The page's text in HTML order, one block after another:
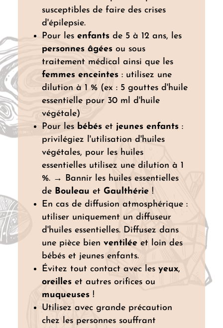
susceptibles de faire des crises
d'épilepsie.
Pour les enfantsde 5 à 12 ans, les
personnes âgéesou sous
traitement médical ainsi que les
femmes enceintes: utilisez une
dilution à 1 % (ex : 5 gouttes d'huile
essentielle pour 30 ml d'huile
végétale)
Pour les bébéset jeunes enfants:
privilégiez l'utilisation d'huiles
végétales, pour les huiles
essentielles utilisez une dilution à 1
%. → Bannir les huiles essentielles
de Bouleau et Gaulthérie!
En cas de diffusion atmosphérique :
utiliser uniquement un diffuseur
d'huiles essentielles. Diffusez dans
une pièce bien ventiléeet loin des
bébés et jeunes enfants.
Évitez tout contact avec les yeux,
oreilleset autres orifices ou
muqueuses!
Utilisez avec grande précaution
chez les personnes souffrant